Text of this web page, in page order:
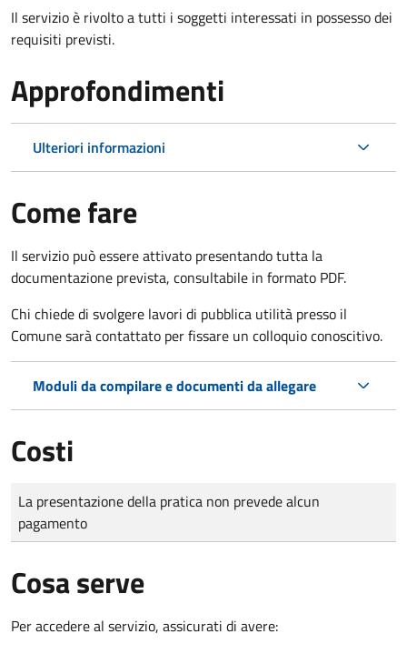
Il servizio è rivolto a tutti i soggetti interessati in possesso dei
requisiti previsti.
Approfondimenti
Ulteriori informazioni
Come fare
Il servizio può essere attivato presentando tutta la
documentazione prevista, consultabile in formato PDF.
Chi chiede di svolgere lavori di pubblica utilità presso il
Comune sarà contattato per fissare un colloquio conoscitivo.
Moduli da compilare e documenti da allegare
Costi
Tipo di pagamento
Importo
La presentazione della pratica non prevede alcun
pagamento
Cosa serve
Per accedere al servizio, assicurati di avere: